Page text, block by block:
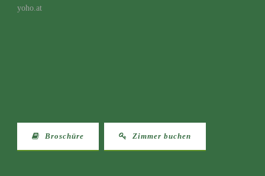
yoho.at
Broschüre Zimmer buchen